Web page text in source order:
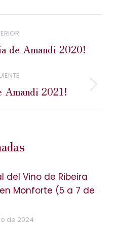
Publicación
de Amandi 2020!
Publicación2021!
del Vino de Ribeira
Monforte (5 a 7 de
de 2024